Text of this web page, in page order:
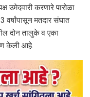
उमेदवारी करणारे पारोळा
वर्षांपासून मतदार संघात
दोन तालुके व एका
केली आहे.